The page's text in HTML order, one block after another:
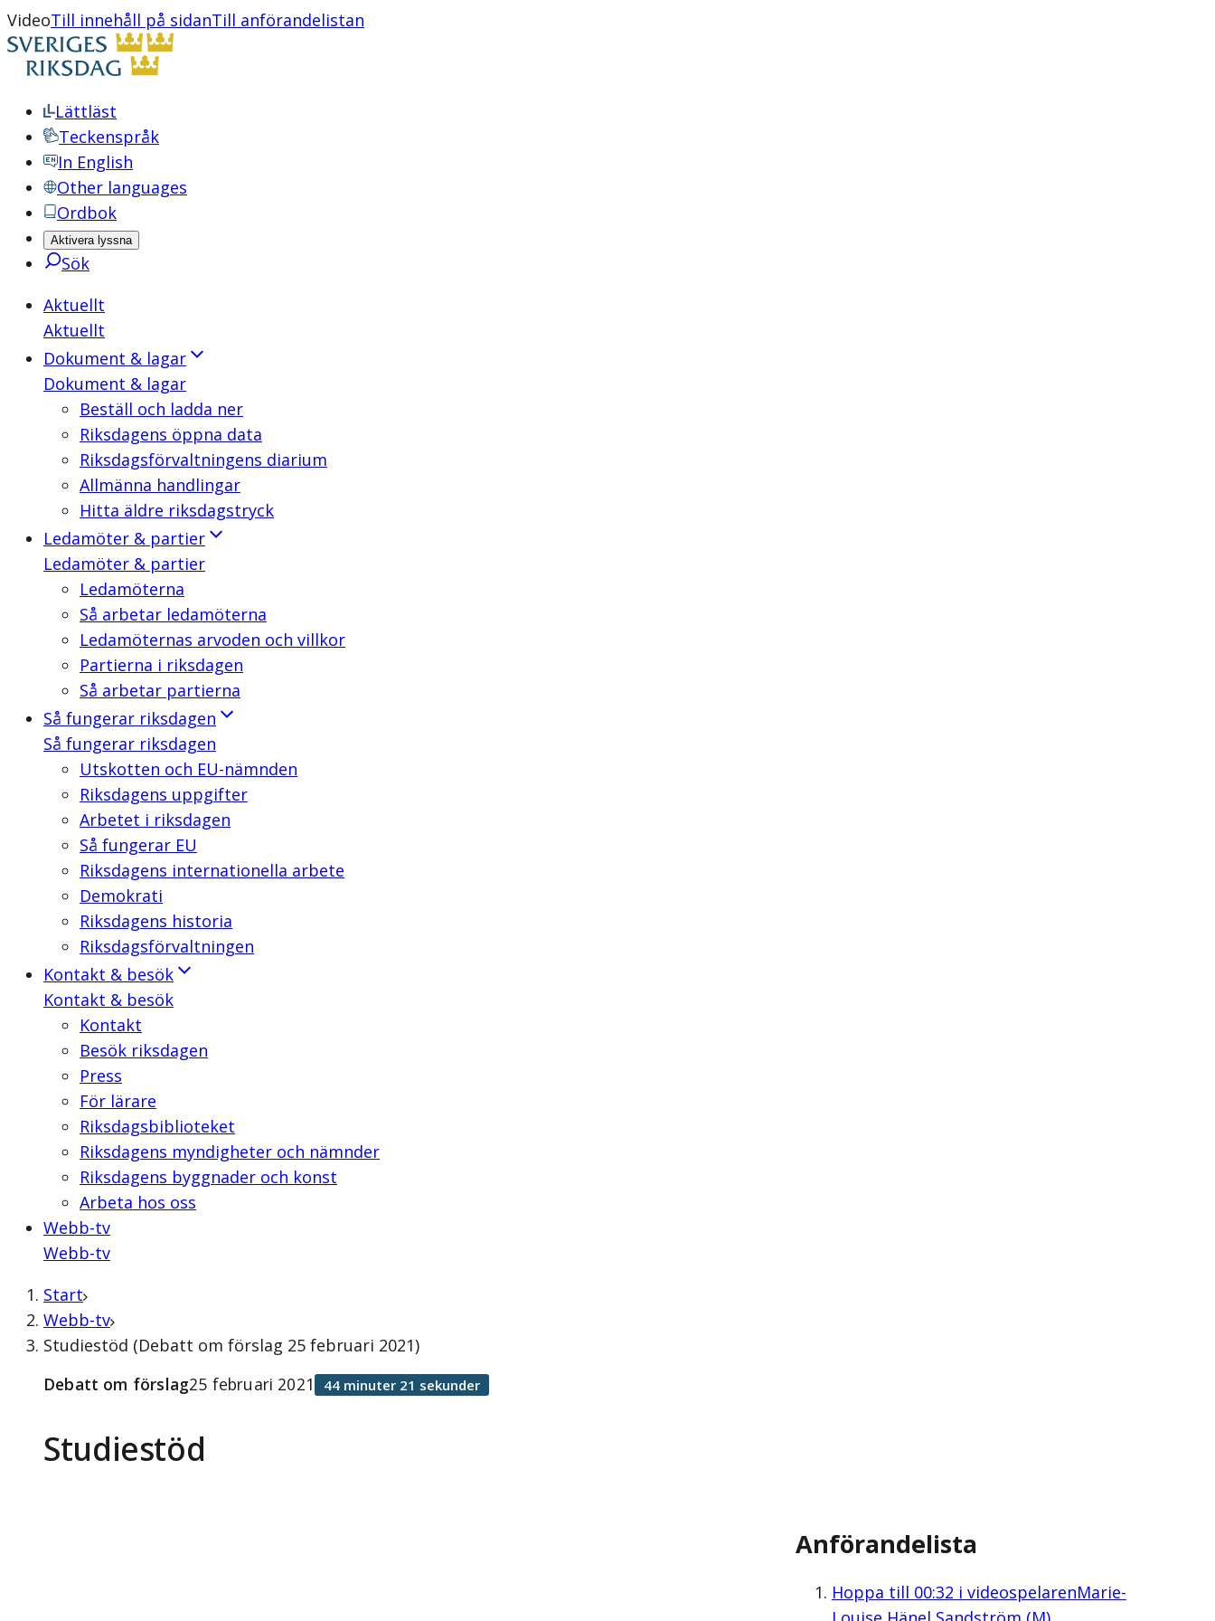
VideoTill innehåll på sidanTill anförandelistan
Lättläst
Teckenspråk
In English
Other languages
Ordbok
Aktivera lyssna
Sök
Aktuellt
Aktuellt
Dokument & lagar
Dokument & lagar
Beställ och ladda ner
Riksdagens öppna data
Riksdagsförvaltningens diarium
Allmänna handlingar
Hitta äldre riksdagstryck
Ledamöter & partier
Ledamöter & partier
Ledamöterna
Så arbetar ledamöterna
Ledamöternas arvoden och villkor
Partierna i riksdagen
Så arbetar partierna
Så fungerar riksdagen
Så fungerar riksdagen
Utskotten och EU-nämnden
Riksdagens uppgifter
Arbetet i riksdagen
Så fungerar EU
Riksdagens internationella arbete
Demokrati
Riksdagens historia
Riksdagsförvaltningen
Kontakt & besök
Kontakt & besök
Kontakt
Besök riksdagen
Press
För lärare
Riksdagsbiblioteket
Riksdagens myndigheter och nämnder
Riksdagens byggnader och konst
Arbeta hos oss
Webb-tv
Webb-tv
Start
Webb-tv
Studiestöd (Debatt om förslag 25 februari 2021)
Studiestöd
Debatt om förslag25 februari 2021 44 minuter 21 sekunder
Anförandelista
Hoppa till 00:32 i videospelarenMarie-